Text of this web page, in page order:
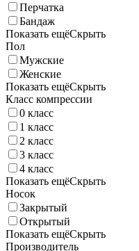
Перчатка
Бандаж
Показать ещёСкрыть
Пол
Мужские
Женские
Показать ещёСкрыть
Класс компрессии
0 класс
1 класс
2 класс
3 класс
4 класс
Показать ещёСкрыть
Носок
Закрытый
Открытый
Показать ещёСкрыть
Производитель